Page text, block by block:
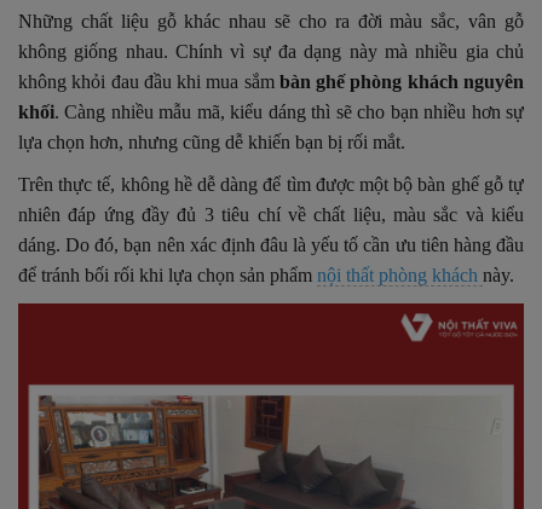
Những chất liệu gỗ khác nhau sẽ cho ra đời màu sắc, vân gỗ
không giống nhau. Chính vì sự đa dạng này mà nhiều gia chủ
không khỏi đau đầu khi mua sắm bàn ghế phòng khách nguyên
khối. Càng nhiều mẫu mã, kiểu dáng thì sẽ cho bạn nhiều hơn sự
lựa chọn hơn, nhưng cũng dễ khiến bạn bị rối mắt.
Trên thực tế, không hề dễ dàng để tìm được một bộ bàn ghế gỗ tự
nhiên đáp ứng đầy đủ 3 tiêu chí về chất liệu, màu sắc và kiểu
dáng. Do đó, bạn nên xác định đâu là yếu tố cần ưu tiên hàng đầu
để tránh bối rối khi lựa chọn sản phẩm nội thất phòng khách này.